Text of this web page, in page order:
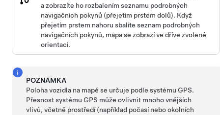
a zobrazíte ho rozbalením seznamu podrobných
navigačních pokynů (přejetím prstem dolů). Když
přejetím prstem nahoru sbalíte seznam podrobných
navigačních pokynů, mapa se zobrazí ve dříve zvolené
orientaci.
POZNÁMKA
Poloha vozidla na mapě se určuje podle systému GPS.
Přesnost systému GPS může ovlivnit mnoho vnějších
vlivů, včetně prostředí (například počasí nebo okolních